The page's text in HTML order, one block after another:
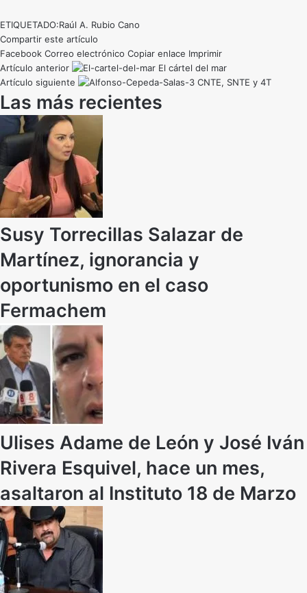
ETIQUETADO:Raúl A. Rubio Cano
Compartir este artículo
Facebook Correo electrónico Copiar enlace Imprimir
Artículo anterior
El cártel del mar
Artículo siguiente
CNTE, SNTE y 4T
Las más recientes
Susy Torrecillas Salazar de
Martínez, ignorancia y
oportunismo en el caso
Fermachem
Ulises Adame de León y José Iván
Rivera Esquivel, hace un mes,
asaltaron al Instituto 18 de Marzo